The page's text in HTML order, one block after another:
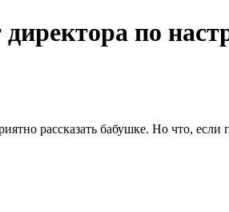
по
рассказать бабушке. Но что,